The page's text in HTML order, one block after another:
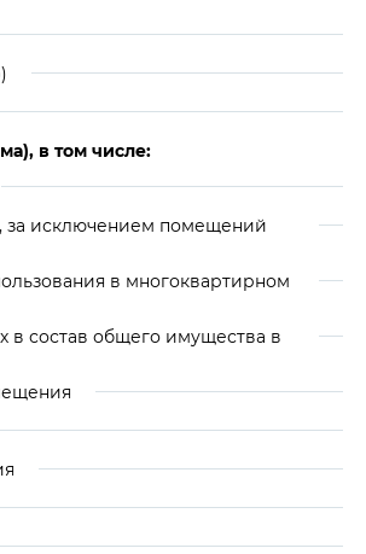
в том числе:
исключением помещений
в многоквартирном
состав общего имущества в